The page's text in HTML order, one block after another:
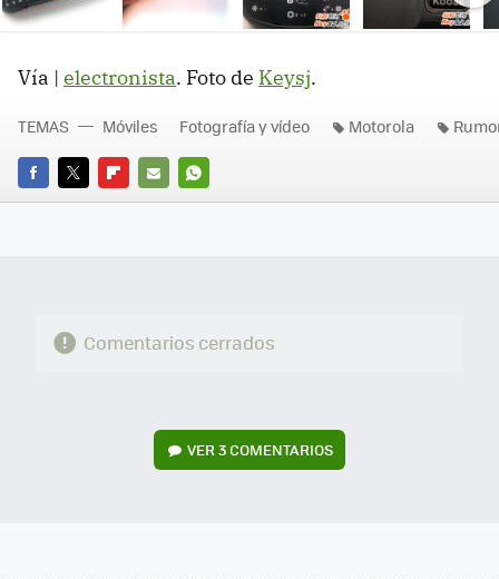
Vía | electronista. Foto de Keysj.
FACEBOOK
TWITTERFLIPBOARD
E-
WHATSAPP
TEMAS Móviles Fotografía y vídeo Motorola
Comentarios cerrados
VER3 COMENTARIOS